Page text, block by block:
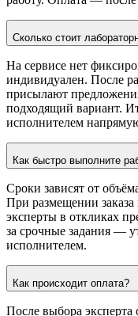
Сколько стоит
На сервисе нет
индивидуален. После
присылают
подходящий вариант.
исполнителем
Как быстро выполните
Сроки зависят от
При размещении
эксперты в откликах
за срочные задания —
исполнителем.
Как происходит оплата?
После выбора эксперта